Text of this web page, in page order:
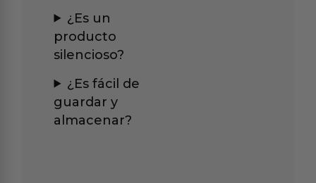
¿Es un
producto
silencioso?
¿Es fácil de
guardar y
almacenar?